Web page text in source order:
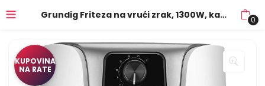
Grundig Friteza na vrući zrak, 1300W, kapacitet 3 lit. – FRY 6840 0
KUPOVINA
NA RATE